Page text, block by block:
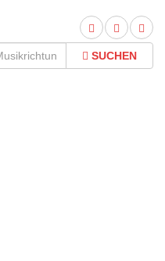
SUCHEN